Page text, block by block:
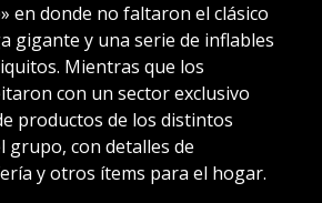
en donde no faltaron el clásico
gigante y una serie de inflables
Mientras que los
con un sector exclusivo
productos de los distintos
grupo, con detalles de
y otros ítems para el hogar.